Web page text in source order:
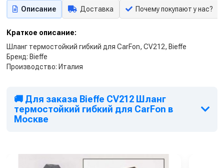
Описание Доставка Почему покупают у нас?
Краткое описание:
Шланг термостойкий гибкий для CarFon, CV212, Bieffe
Бренд: Bieffe
Производство: Италия
🚚 Для заказа Bieffe CV212 Шланг
термостойкий гибкий для CarFon в
Москве